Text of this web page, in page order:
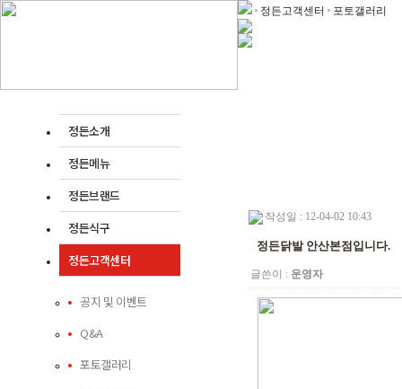
정든소개
정든메뉴
정든브랜드
정든식구
정든고객센터
공지 및 이벤트
Q&A
포토갤러리
정든고객센터 포토갤러리
작성일 : 12-04-02 10:43
정든닭발 안산본점입니다.
글쓴이 : 운영자